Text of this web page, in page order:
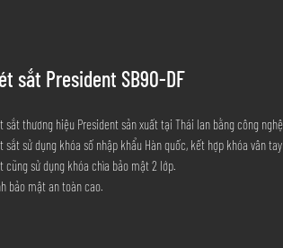
sắt President SB90-DF
sắt thương hiệu President sản xuất tại Thái lan bằng công
sắt sử dụng khóa số nhập khẩu Hàn quốc, kết hợp khóa vân
cũng sử dụng khóa chìa bảo mật 2 lớp.
bảo mật an toàn cao.